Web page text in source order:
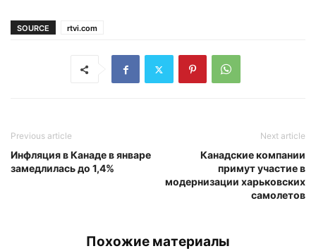
SOURCE rtvi.com
Previous article
Инфляция в Канаде в январе
замедлилась до 1,4%
Next article
Канадские компании
примут участие в
модернизации харьковских
самолетов
Похожие материалы